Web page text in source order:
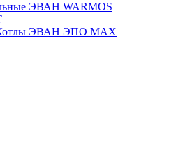
ЭВАН WARMOS
Котлы ЭВАН ЭПО MAX